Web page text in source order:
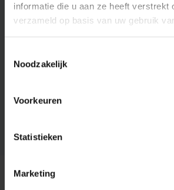
informatie die u aan ze heeft verstrekt
verzameld op basis van uw gebruik
Noodzakelijk
Voorkeuren
Statistieken
Marketing
Gratis kennismakingsgesprek